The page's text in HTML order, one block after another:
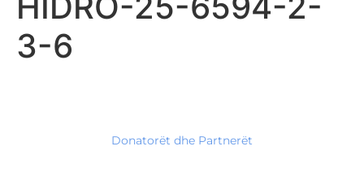
3-6
Donatorët dhe Partnerët